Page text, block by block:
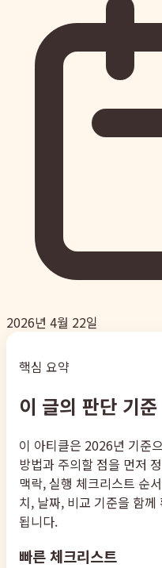
2026년 4월 22일
핵심 요약
이 글의 판단 기준
이 아티클은 2026년 기준
방법과 주의할 점을 먼저
맥락, 실행 체크리스트 순
치, 날짜, 비교 기준을 함
됩니다.
빠른 체크리스트